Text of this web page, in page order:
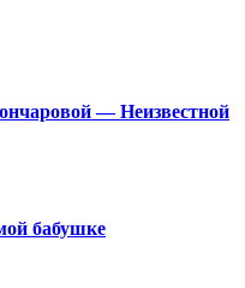
— Неизвестной
бабушке